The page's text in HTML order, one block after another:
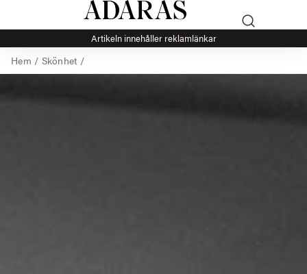
Artikeln innehåller reklamlänkar
Hem / Skönhet/